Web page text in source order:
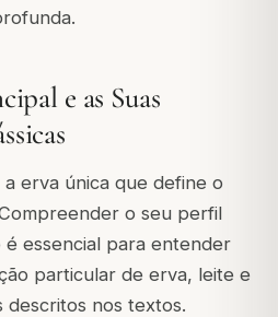
e as Suas
a erva única que define o
o seu perfil
é essencial para entender
particular de erva, leite e
nos textos.